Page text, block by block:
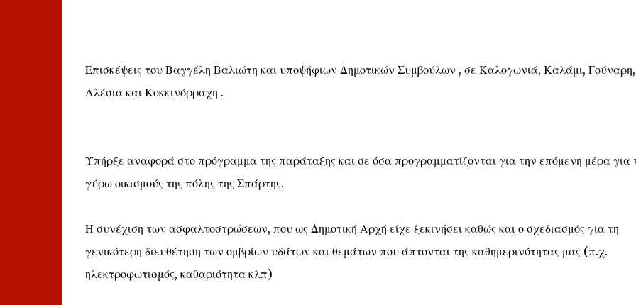
Επισκέψεις του Βαγγέλη Βαλιώτη και υποψήφιων Δημοτικών Συμβούλων , σε Καλογωνιά, Καλάμι, Γούναρη,
Αλέσια και Κοκκινόρραχη .
Υπήρξε αναφορά στο πρόγραμμα της παράταξης και σε όσα προγραμματίζονται για την επόμενη μέρα για
γύρω οικισμούς της πόλης της Σπάρτης.
Η συνέχιση των ασφαλτοστρώσεων, που ως Δημοτική Αρχή είχε ξεκινήσει καθώς και ο σχεδιασμός για τη
γενικότερη διευθέτηση των ομβρίων υδάτων και θεμάτων που άπτονται της καθημερινότητας μας (π.χ.
ηλεκτροφωτισμός, καθαριότητα κλπ)